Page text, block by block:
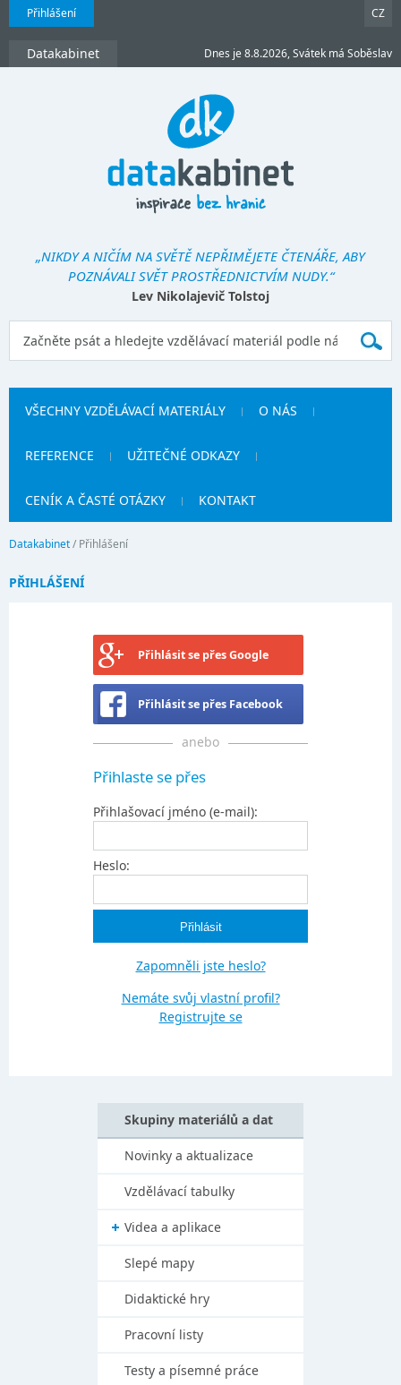
Přihlášení CZ
Datakabinet Dnes je 8.8.2026, Svátek má Soběslav
„NIKDY A NIČÍM NA SVĚTĚ NEPŘIMĚJETE ČTENÁŘE, ABY
POZNÁVALI SVĚT PROSTŘEDNICTVÍM NUDY.“
Lev Nikolajevič Tolstoj
VŠECHNY VZDĚLÁVACÍ MATERIÁLY O NÁS
REFERENCE UŽITEČNÉ ODKAZY
CENÍK A ČASTÉ OTÁZKY KONTAKT
Datakabinet/ Přihlášení
PŘIHLÁŠENÍ
Přihlásit se přes Google
Přihlásit se přes Facebook
anebo
Přihlaste se přes
Přihlašovací jméno (e-mail):
Heslo:
Zapomněli jste heslo?
Nemáte svůj vlastní profil?
Registrujte se
Skupiny materiálů a dat
Novinky a aktualizace
Vzdělávací tabulky
Videa a aplikace
Slepé mapy
Didaktické hry
Pracovní listy
Testy a písemné práce